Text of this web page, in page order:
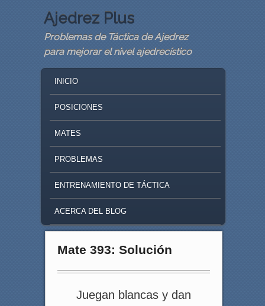
Ajedrez Plus
Problemas de Táctica de Ajedrez
para mejorar el nivel ajedrecístico
SKIP TO PRIMARY CONTENT
SKIP TO SECONDARY CONTENT
INICIO
POSICIONES
MATES
PROBLEMAS
ENTRENAMIENTO DE TÁCTICA
ACERCA DEL BLOG
Mate 393: Solución
Juegan blancas y dan